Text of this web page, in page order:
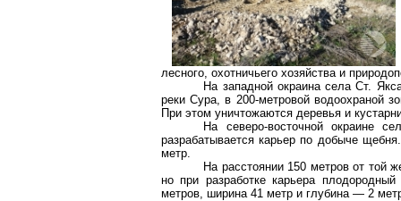
лесного, охотничьего хозяйства и
На западной окраина села Ст.
реки Сура, в 200-метровой водоохраной
При этом уничтожаются деревья и
На северо-восточной окраине
разрабатывается карьер по добыче
метр.
На расстоянии 150 метровот той
но при разработке карьера
метров, ширина 41 метр и глубина — 2